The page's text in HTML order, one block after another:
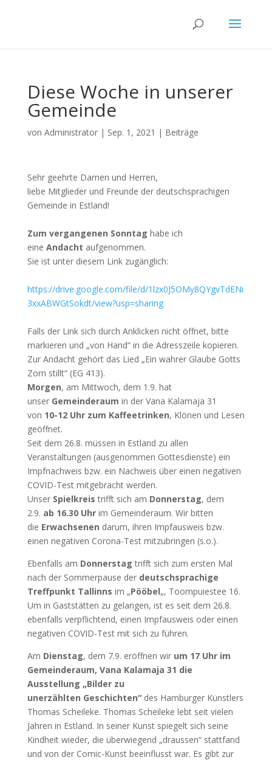
Diese Woche in unserer
Gemeinde
von Administrator| Sep. 1, 2021 | Beiträge
Sehr geehrte Damen und Herren,
liebe Mitglieder und Freunde der deutschsprachigen
Gemeinde in Estland!
Zum vergangenen Sonntag habe ich
eine Andacht aufgenommen.
Sie ist unter diesem Link zugänglich:
https://drive.google.com/file/d/1lzx0J5OMy8QYgvTdENi
3xxABWGtSokdt/view?usp=sharing
Falls der Link sich durch Anklicken nicht öffnet, bitte
markieren und „von Hand“ in die Adresszeile kopieren.
Zur Andacht gehört das Lied „Ein wahrer Glaube Gotts
Zorn stillt“ (EG 413).
Morgen, am Mittwoch, dem 1.9. hat
unser Gemeinderaum in der Vana Kalamaja 31
von 10-12 Uhr zum Kaffeetrinken, Klönen und Lesen
geöffnet.
Seit dem 26.8. müssen in Estland zu allen
Veranstaltungen (ausgenommen Gottesdienste) ein
Impfnachweis bzw. ein Nachweis über einen negativen
COVID-Test mitgebracht werden.
Unser Spielkreis trifft sich am Donnerstag, dem
2.9. ab 16.30 Uhr im Gemeinderaum. Wir bitten
die Erwachsenen darum, ihren Impfausweis bzw.
einen negativen Corona-Test mitzubringen (s.o.).
Ebenfalls am Donnerstag trifft sich zum ersten Mal
nach der Sommerpause der deutschsprachige
Treffpunkt Tallinns im „Pööbel„, Toompuiestee 16.
Um in Gaststätten zu gelangen, ist es seit dem 26.8.
ebenfalls verpflichtend, einen Impfausweis oder einen
negativen COVID-Test mit sich zu führen.
Am Dienstag, dem 7.9. eröffnen wir um 17 Uhr im
Gemeinderaum, Vana Kalamaja 31 die
Ausstellung „Bilder zu
unerzählten Geschichten“ des Hamburger Künstlers
Thomas Scheileke. Thomas Scheileke lebt seit vielen
Jahren in Estland. In seiner Kunst spiegelt sich seine
Kindheit wieder, die überwiegend „draussen“ stattfand
und von der Comic-Kunst beeinflusst war. Es gibt zur